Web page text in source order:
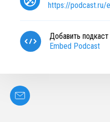
https://podcast.ru/
Добавить подкаст
Embed Podcast